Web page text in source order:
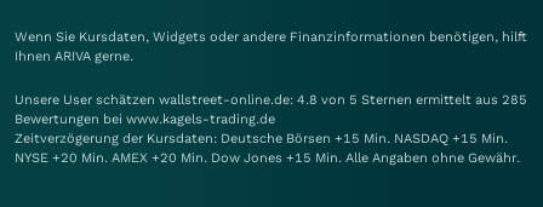
Wenn Sie Kursdaten, Widgets oder andere Finanzinformationen benötigen, hilft
Ihnen ARIVA gerne.
Unsere User schätzen wallstreet-online.de: 4.8 von 5 Sternen ermittelt aus 285
Bewertungen bei www.kagels-trading.de
Zeitverzögerung der Kursdaten: Deutsche Börsen +15 Min. NASDAQ +15 Min.
NYSE +20 Min. AMEX +20 Min. Dow Jones +15 Min. Alle Angaben ohne Gewähr.